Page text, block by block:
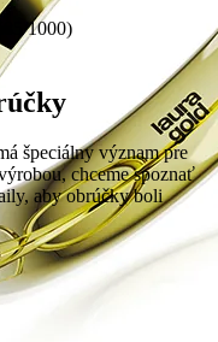
1000)
špeciálny význam pre
chceme spoznať
aby obrúčky boli